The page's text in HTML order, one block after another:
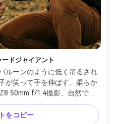
ドジャイアント
ルーンのように低く吊るされ
が笑って手を伸ばす、柔らか
50mm f/1.4撮影、自然で瞬
、フォトリアルな顔と手、暖
クカラー --ar 4:5
をコピー